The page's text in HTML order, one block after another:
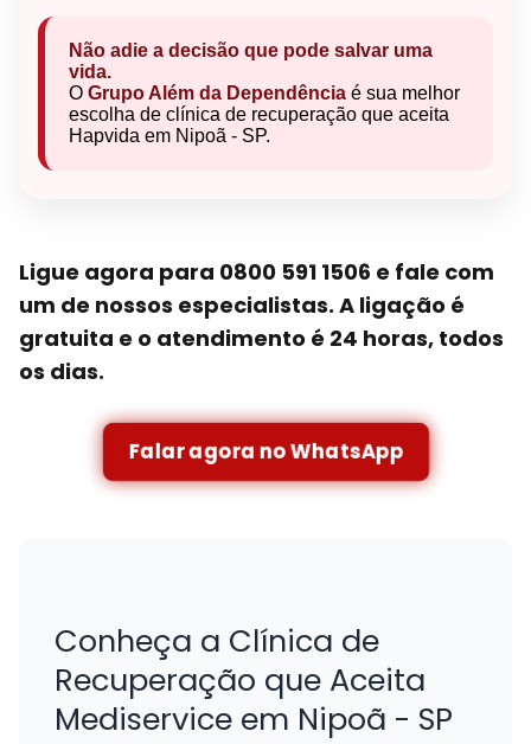
Não adie a decisão que pode salvar uma
vida.
O Grupo Além da Dependência é sua melhor
escolha de clínica de recuperação que aceita
Hapvida em Nipoã - SP.
Ligue agora para 0800 591 1506 e fale com
um de nossos especialistas. A ligação é
gratuita e o atendimento é 24 horas, todos
os dias.
Falar agora no WhatsApp
Conheça a Clínica de
Recuperação que Aceita
Mediservice em Nipoã - SP